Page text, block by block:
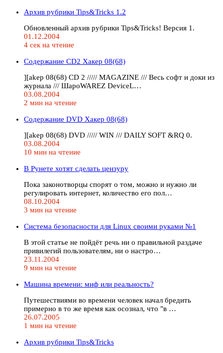
Архив рубрики Tips&Tricks 1.2
Обновленный архив рубрики Tips&Tricks! Версия 1.
01.12.2004
4 сек на чтение
Содержание CD2 Хакер 08(68)
][akep 08(68) CD 2 ///// MAGAZINE /// Весь софт и доки из
журнала /// ШароWAREZ DeviceL…
03.08.2004
2 мин на чтение
Содержание DVD Хакер 08(68)
][akep 08(68) DVD ///// WIN /// DAILY SOFT &RQ 0.
03.08.2004
10 мин на чтение
В Рунете хотят сделать цензуру
Пока законотворцы спорят о том, можно и нужно ли
регулировать интернет, количество его пол…
08.10.2004
3 мин на чтение
Cистема безопасности для Linux своими руками №1
В этой статье не пойдёт речь ни о правильной раздаче
привилегий пользователям, ни о настро…
23.11.2004
9 мин на чтение
Машина времени: миф или реальность?
Путешествиями во времени человек начал бредить
примерно в то же время как осознал, что "в …
26.07.2005
1 мин на чтение
Архив рубрики Tips&Tricks